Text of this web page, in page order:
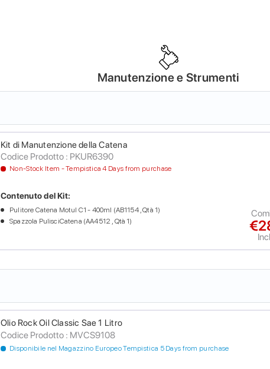
Manutenzione e Strumenti
Kit di Manutenzione della Catena
Codice Prodotto : PKUR6390
Non-Stock Item - Tempistica 4 Days from purchase
Contenuto del Kit:
Pulitore Catena Motul C1 - 400ml (AB1154 , Qtà 1)
Spazzola PulisciCatena (AA4512 , Qtà 1)
Olio Rock Oil Classic Sae 1 Litro
Codice Prodotto : MVCS9108
Disponibile nel Magazzino Europeo Tempistica 5 Days from purchase